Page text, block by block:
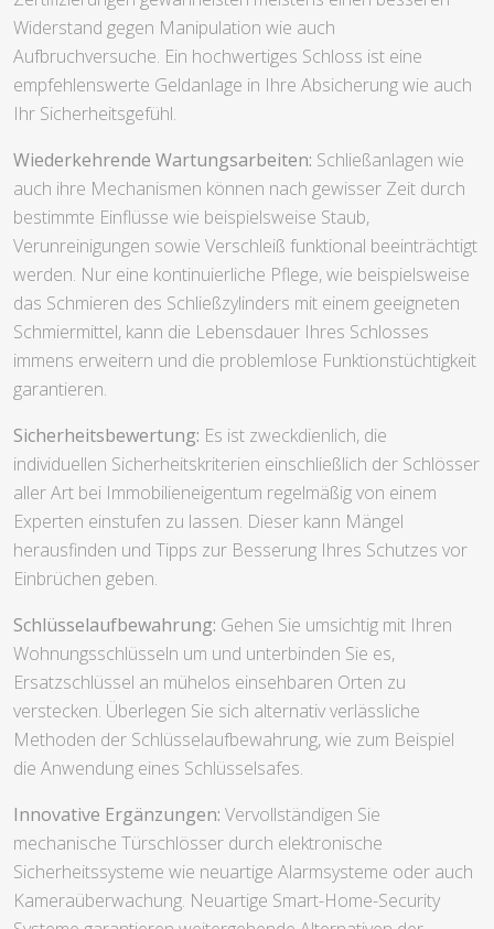
infolgedessen Ihr Hab und Gut effizient zu beschützen.
Qualität wählen:Eine Investition in besonders
ausgezeichnete Schlösser aller Art von renommierten
Herstellern zahlt sich aus. Sicherheitsschlösser mit
Widerstand gegen Manipulation wie auch
Aufbruchversuche. Ein hochwertiges Schloss ist eine
empfehlenswerte Geldanlage in Ihre Absicherung wie auch
Ihr Sicherheitsgefühl.
Wiederkehrende Wartungsarbeiten:Schließanlagen wie
auch ihre Mechanismen können nach gewisser Zeit durch
bestimmte Einflüsse wie beispielsweise Staub,
Verunreinigungen sowie Verschleiß funktional beeinträchtigt
das Schmieren des Schließzylinders mit einem geeigneten
Schmiermittel, kann die Lebensdauer Ihres Schlosses
immens erweitern und die problemlose Funktionstüchtigkeit
garantieren.
Sicherheitsbewertung:
aller Art bei Immobilieneigentum regelmäßig von einem
Experten einstufen zu lassen. Dieser kann Mängel
herausfinden und Tipps zur Besserung Ihres Schutzes vor
Einbrüchen geben.
Schlüsselaufbewahrung:Gehen Sie umsichtig mit Ihren
Ersatzschlüssel an mühelos einsehbaren Orten zu
verstecken. Überlegen Sie sich alternativ verlässliche
Methoden der Schlüsselaufbewahrung, wie zum Beispiel
die Anwendung eines Schlüsselsafes.